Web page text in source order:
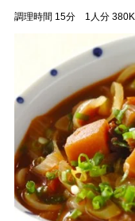
調理時間 15分 1人分